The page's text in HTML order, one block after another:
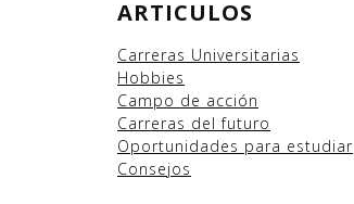
ARTICULOS
Carreras Universitarias
Hobbies
Campo de acción
Carreras del futuro
Oportunidades para estudiar
Consejos